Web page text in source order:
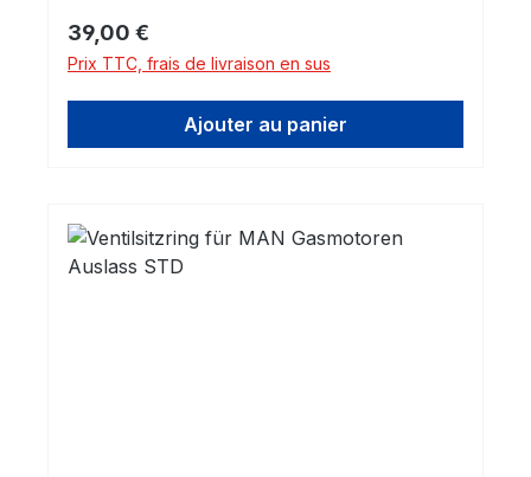
Prix régulier :
39,00 €
Prix TTC, frais de livraison en sus
Ajouter au panier